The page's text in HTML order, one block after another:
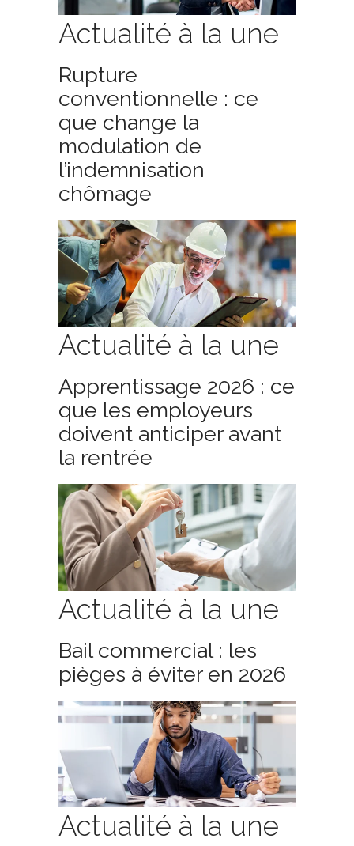
Actualité à la une
Rupture
conventionnelle : ce
que change la
modulation de
l’indemnisation
chômage
Actualité à la une
Apprentissage 2026 : ce
que les employeurs
doivent anticiper avant
la rentrée
Actualité à la une
Bail commercial : les
pièges à éviter en 2026
Actualité à la une